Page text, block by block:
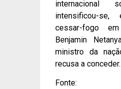
internacional
intensificou-se,
cessar-fogo
Benjamin
ministro da
recusa a conceder.
Fonte: